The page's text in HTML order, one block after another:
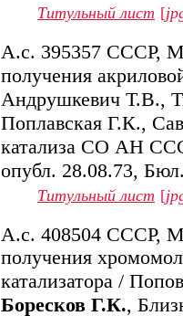
Титульный лист [
А.с. 395357 СССР,
получения
Андрушкевич Т.В.,
Поплавская Г.К.,
катализа СО АН
опубл. 28.08.73,
Титульный лист [
А.с. 408504 СССР,
получения
катализатора /
Боресков Г.К.,